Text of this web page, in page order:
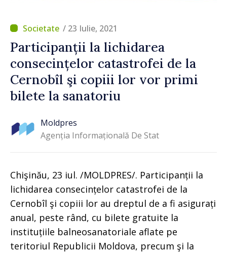
/ 23 Iulie, 2021
Participanții la lichidarea
consecințelor catastrofei de la
Cernobîl şi copiii lor vor primi
bilete la sanatoriu
Moldpres
Agenția Informațională De Stat
Chişinău, 23 iul. /MOLDPRES/. Participanții la
lichidarea consecințelor catastrofei de la
Cernobîl şi copiii lor au dreptul de a fi asigurați
anual, peste rând, cu bilete gratuite la
instituțiile balneosanatoriale aflate pe
teritoriul Republicii Moldova, precum şi la